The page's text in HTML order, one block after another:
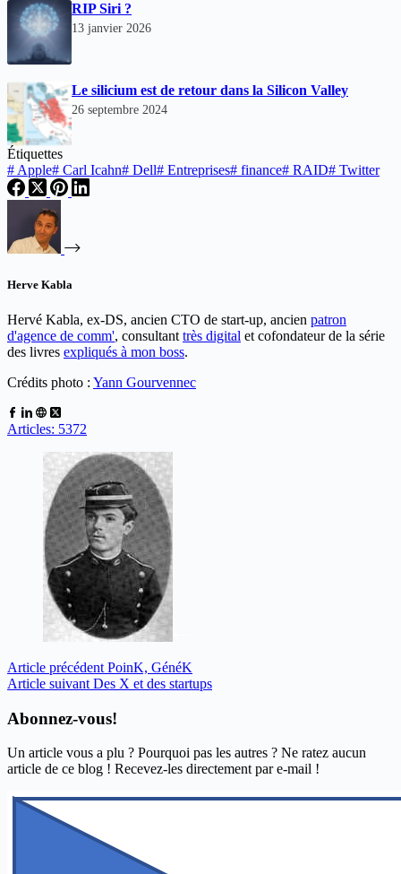
RIP Siri ?
13 janvier 2026
Le silicium est de retour dans la Silicon Valley
26 septembre 2024
Étiquettes
#Apple# Carl Icahn# Dell# Entreprises# finance# RAID# Twitter
Herve Kabla
Hervé Kabla, ex-DS, ancien CTO de start-up, ancien patron
d'agence de comm', consultant très digital et cofondateur de la série
des livres expliqués à mon boss.
Crédits photo : Yann Gourvennec
Articles: 5372
Article précédent PoinK, GénéK
Article suivant Des X et des startups
Abonnez-vous!
Un article vous a plu ? Pourquoi pas les autres ? Ne ratez aucun
article de ce blog ! Recevez-les directement par e-mail !